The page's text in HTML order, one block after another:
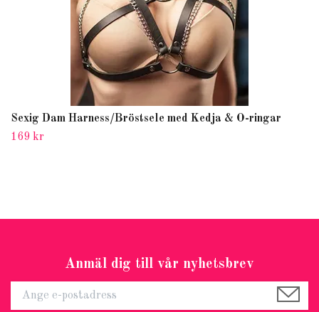
Sexig Dam Harness/Bröstsele med Kedja & O-ringar
169 kr
Anmäl dig till vår nyhetsbrev